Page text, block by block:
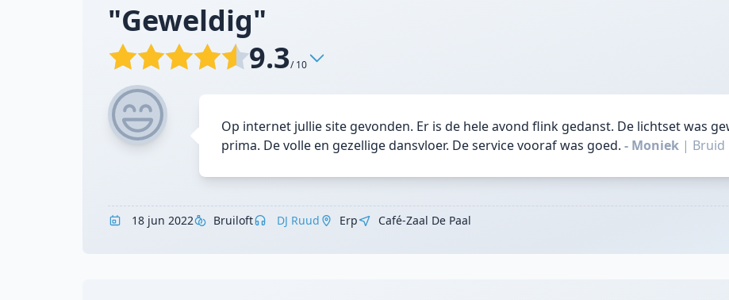
"Geweldig"
9.3/ 10
Op internet jullie site gevonden. Er is de hele avond flink gedanst. De lichtset was
prima. De volle en gezellige dansvloer. De service vooraf was goed. - Moniek | Bruid
18 jun 2022 Bruiloft DJ Ruud Erp Café-Zaal De Paal